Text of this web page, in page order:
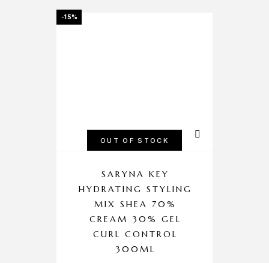
-15%
OUT OF STOCK
SARYNA KEY
HYDRATING STYLING
MIX SHEA 70%
CREAM 30% GEL
CURL CONTROL
300ML